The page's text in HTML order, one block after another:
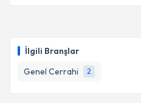
İlgili Branşlar
Genel Cerrahi
2
için bir takvim
bilgilendireceğiz.
E-posta Adresiniz